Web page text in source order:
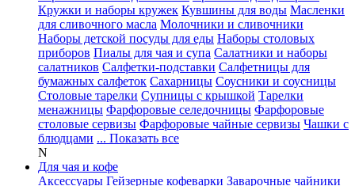
Кружки и наборы кружек Кувшины для воды Масленки
для сливочного масла Молочники и сливочники
Наборы детской посуды для еды Наборы столовых
приборов Пиалы для чая и супа Салатники и наборы
салатников Салфетки-подставки Салфетницы для
бумажных салфеток Сахарницы Соусники и соусницы
Столовые тарелки Супницы с крышкой Тарелки
менажницы Фарфоровые селедочницы Фарфоровые
столовые сервизы Фарфоровые чайные сервизы Чашки с
блюдцами ... Показать все
N
Для чая и кофе
Аксессуары Гейзерные кофеварки Заварочные чайники